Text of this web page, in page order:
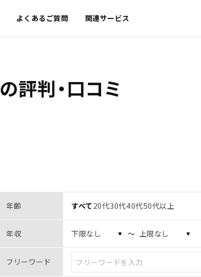
よくあるご質問 関連サービス
の評判・口コミ
年齢 すべて 20代30代40代50代以上
年収 〜
フリーワード